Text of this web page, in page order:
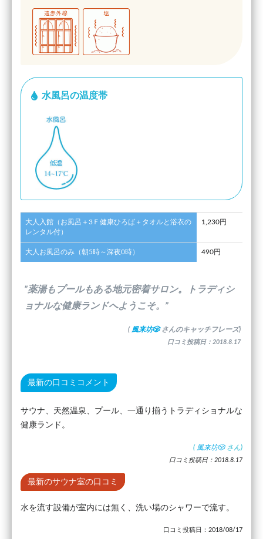
水風呂の温度帯
大人入館（お風呂＋3Ｆ健康ひろば＋タオルと浴衣の
レンタル付）
1,230円
大人お風呂のみ（朝5時～深夜0時） 490円
”薬湯もプールもある地元密着サロン。トラディシ
ョナルな健康ランドへようこそ。”
( 風来坊🎲 さんのキャッチフレーズ)
口コミ投稿日：2018.8.17
最新の口コミコメント
サウナ、天然温泉、プール、一通り揃うトラディショナルな
健康ランド。
( 風来坊🎲 さん)
口コミ投稿日：2018.8.17
最新のサウナ室の口コミ
水を流す設備が室内には無く、洗い場のシャワーで流す。
口コミ投稿日：2018/08/17